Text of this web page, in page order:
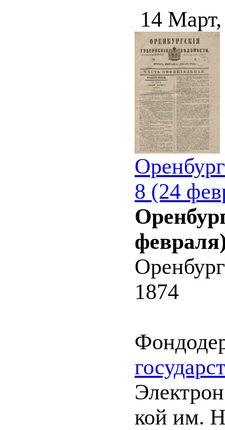
14
8 (24
1874
кой им.